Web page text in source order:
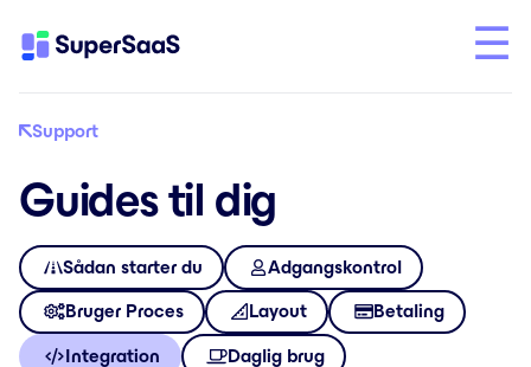
Support
Guides til dig
Sådan starter du Adgangskontrol
Bruger Proces Layout Betaling
Integration Daglig brug